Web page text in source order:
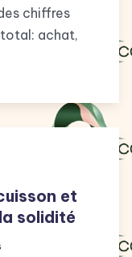
chiffres
achat,
et
solidité